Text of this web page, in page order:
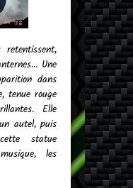
Une
dans
tenue rouge
Elle
autel, puis
statue
les